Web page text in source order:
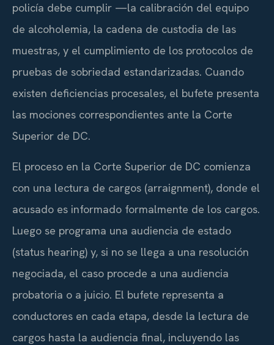
policía debe cumplir —la calibración del equipo
de alcoholemia, la cadena de custodia de las
muestras, y el cumplimiento de los protocolos de
pruebas de sobriedad estandarizadas. Cuando
existen deficiencias procesales, el bufete presenta
las mociones correspondientes ante la Corte
Superior de DC.
El proceso en la Corte Superior de DC comienza
con una lectura de cargos (arraignment), donde el
acusado es informado formalmente de los cargos.
Luego se programa una audiencia de estado
(status hearing) y, si no se llega a una resolución
negociada, el caso procede a una audiencia
probatoria o a juicio. El bufete representa a
conductores en cada etapa, desde la lectura de
cargos hasta la audiencia final, incluyendo las